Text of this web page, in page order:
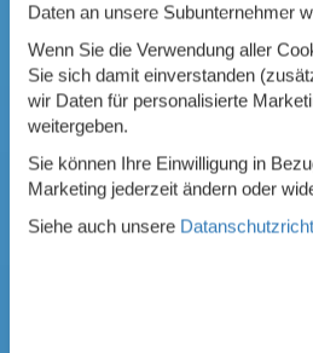
Daten an unsere Subunternehmer
Wenn Sie die Verwendung aller
Sie sich damit einverstanden
wir Daten für personalisierte
weitergeben.
Sie können Ihre Einwilligung in
Marketing jederzeit ändern oder
Siehe auch unsere